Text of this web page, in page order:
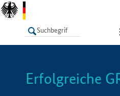
LISTE
Erfolgreiche